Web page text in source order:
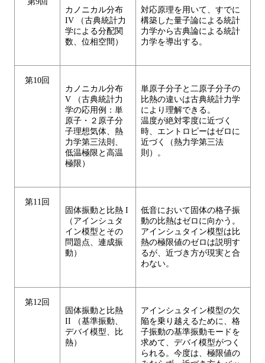
カノニカル分布
IV （古典統計力
学による分配関
数、位相空間）
対応原理を用いて、すでに
構築した量子論による統計
力学から古典論による統計
力学を導出する。
第10回
カノニカル分布
V （古典統計力
学の応用例：単
原子・２原子分
子理想気体、熱
力学第三法則、
低温極限と高温
極限）
単原子分子と二原子分子の
比熱の違いは古典統計力学
により理解できる。
温度が絶対零度に近づく
時、エントロピーはゼロに
近づく（熱力学第三法
則）。
第11回
固体振動と比熱 I
（アインシュタ
イン模型とその
問題点、連成振
動）
低音において固体の格子振
動の比熱はゼロに向かう。
アインシュタイン模型は比
熱の極限値のゼロは説明す
るが、近づき方が現実と合
わない。
第12回
固体振動と比熱
II （基準振動、
デバイ模型、比
熱）
アインシュタイン模型の欠
陥を乗り越えるために、格
子振動の基準振動モードを
求めて、デバイ模型がつく
られる。今度は、極限値の